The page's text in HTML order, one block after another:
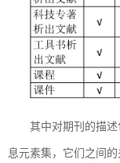
其中对期刊的描
息元素集，它们之间